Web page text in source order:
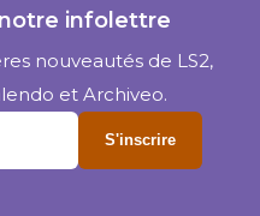
infolettre
nouveautés de LS2,
et Archiveo.
S'inscrire